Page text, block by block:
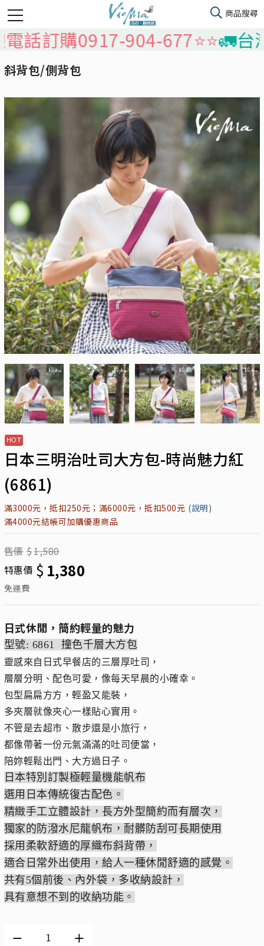
購0917-904-677⭐️⭐️🚛台灣本
斜背包/側背包
日本三明治吐司大方包-時尚魅力紅
(6861)
滿3000元，抵扣250元；滿6000元，抵扣500元 (說明)
滿4000元結帳可加購優惠商品
售價 $1,580
特惠價 $ 1,380
免運費
日式休閒，簡約輕量的魅力
型號: 6861 撞色千層大方包
靈感來自日式早餐店的三層厚吐司，
層層分明、配色可愛，像每天早晨的小確幸。
包型扁扁方方，輕盈又能裝，
多夾層就像夾心一樣貼心實用。
不管是去超市、散步還是小旅行，
都像帶著一份元氣滿滿的吐司便當，
陪妳輕鬆出門、大方過日子。
日本特別訂製極輕量機能帆布
選用日本傳統復古配色。
精緻手工立體設計，長方外型簡約而有層次，
獨家的防潑水尼龍帆布，耐髒防刮可長期使用
採用柔軟舒適的厚織布斜背帶，
適合日常外出使用，給人一種休閒舒適的感覺。
共有5個前後、內外袋，多收納設計，
具有意想不到的收納功能。